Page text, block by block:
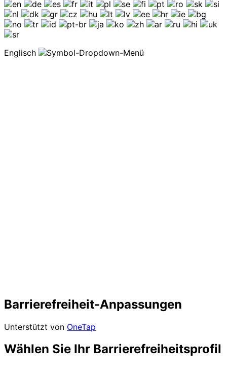
Englisch
Barrierefreiheit-Anpassungen
Unterstützt von OneTap
Wählen Sie Ihr Barrierefreiheitsprofil